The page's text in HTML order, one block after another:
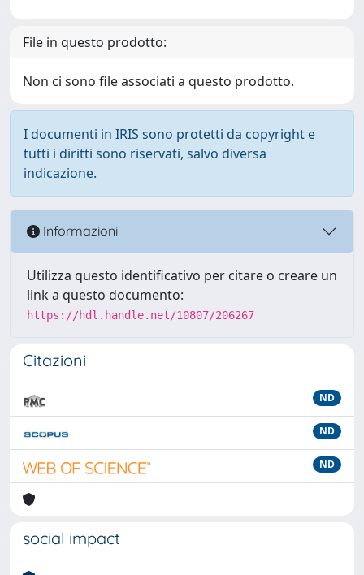
File in questo prodotto:
Non ci sono file associati a questo prodotto.
I documenti in IRIS sono protetti da copyright e
tutti i diritti sono riservati, salvo diversa
indicazione.
Informazioni
Utilizza questo identificativo per citare o creare un
link a questo documento:
https://hdl.handle.net/10807/206267
Citazioni
ND
ND
ND
social impact